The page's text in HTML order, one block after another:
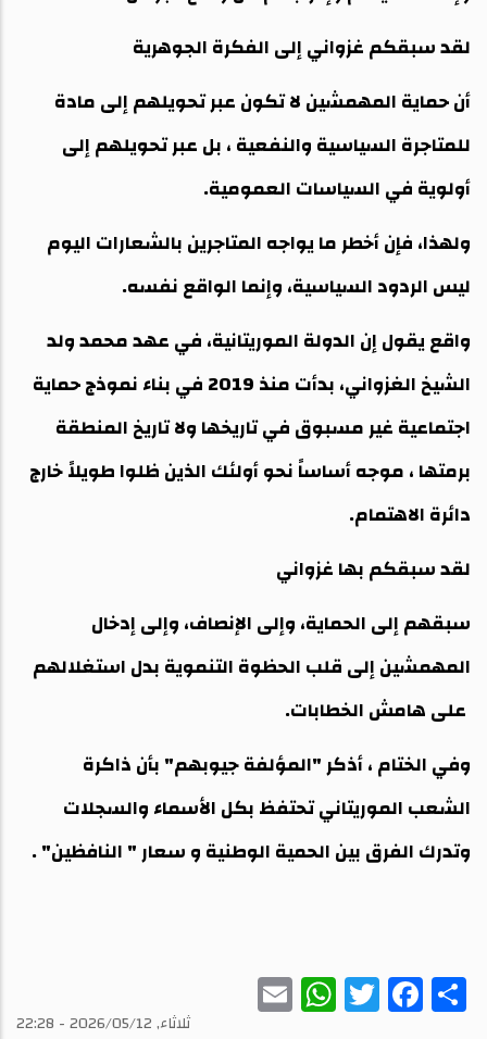
لقد سبقكم غزواني إلى الفكرة الجوهرية
أن حماية المهمشين لا تكون عبر تحويلهم إلى مادة
للمتاجرة السياسية والنفعية ، بل عبر تحويلهم إلى
أولوية في السياسات العمومية.
ولهذا، فإن أخطر ما يواجه المتاجرين بالشعارات اليوم
ليس الردود السياسية، وإنما الواقع نفسه.
واقع يقول إن الدولة الموريتانية، في عهد محمد ولد
الشيخ الغزواني، بدأت منذ 2019 في بناء نموذج حماية
اجتماعية غير مسبوق في تاريخها ولا تاريخ المنطقة
برمتها ، موجه أساساً نحو أولئك الذين ظلوا طويلاً خارج
دائرة الاهتمام.
لقد سبقكم بها غزواني
سبقهم إلى الحماية، وإلى الإنصاف، وإلى إدخال
المهمشين إلى قلب الحظوة التنموية بدل استغلالهم
على هامش الخطابات.
وفي الختام ، أذكر "المؤلفة جيوبهم" بأن ذاكرة
الشعب الموريتاني تحتفظ بكل الأسماء والسجلات
وتدرك الفرق بين الحمية الوطنية و سعار " النافظين" .
Share
Facebook
Twitter
WhatsAppثلاثاء, 2026/05/12 - 22:28